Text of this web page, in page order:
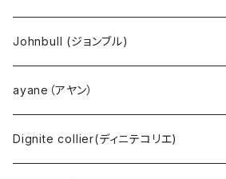
go slow caravan（ゴースローキャラバン）
AOZORA（あおぞら）
COBMASTER（コブマスター）
CHIGNON（シニヨン）
YENN（イエン）
PASSIONE（パシオーネ）
bueno (ブエノ)
PUPE（プーペ）
NANGA（ナンガ）
エプロン
帽子
サングラス
Johnbull (ジョンブル)
ayane（アヤン）
Dignite collier(ディニテコリエ)